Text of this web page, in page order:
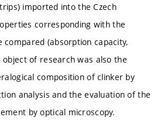
imported into the Czech
corresponding with the
(absorption capacity,
of research was also the
composition of clinker by
analysis and the evaluation of the
by optical microscopy.